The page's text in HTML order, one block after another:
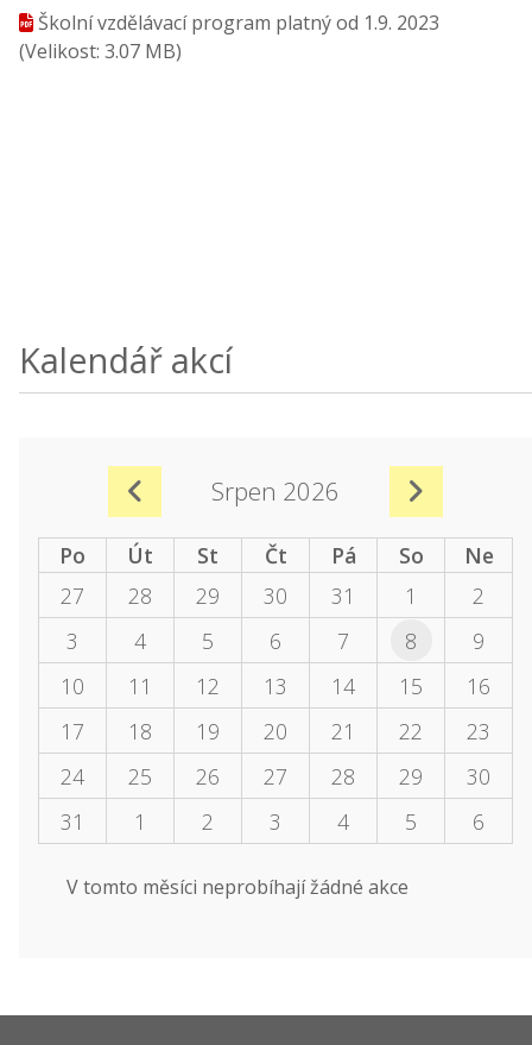
Školní vzdělávací program platný od 1.9. 2023
(Velikost: 3.07 MB)
Kalendář akcí
Srpen 2026
Po Út St Čt Pá So
Ne
27
28 29 30 31 1
2
3
4 5 6 7 8
9
10
11 12 13 14 15
16
17
18 19 20 21 22
23
24
25 26 27 28 29
30
31
1 2 3 4 5 6
V tomto měsíci neprobíhají žádné akce